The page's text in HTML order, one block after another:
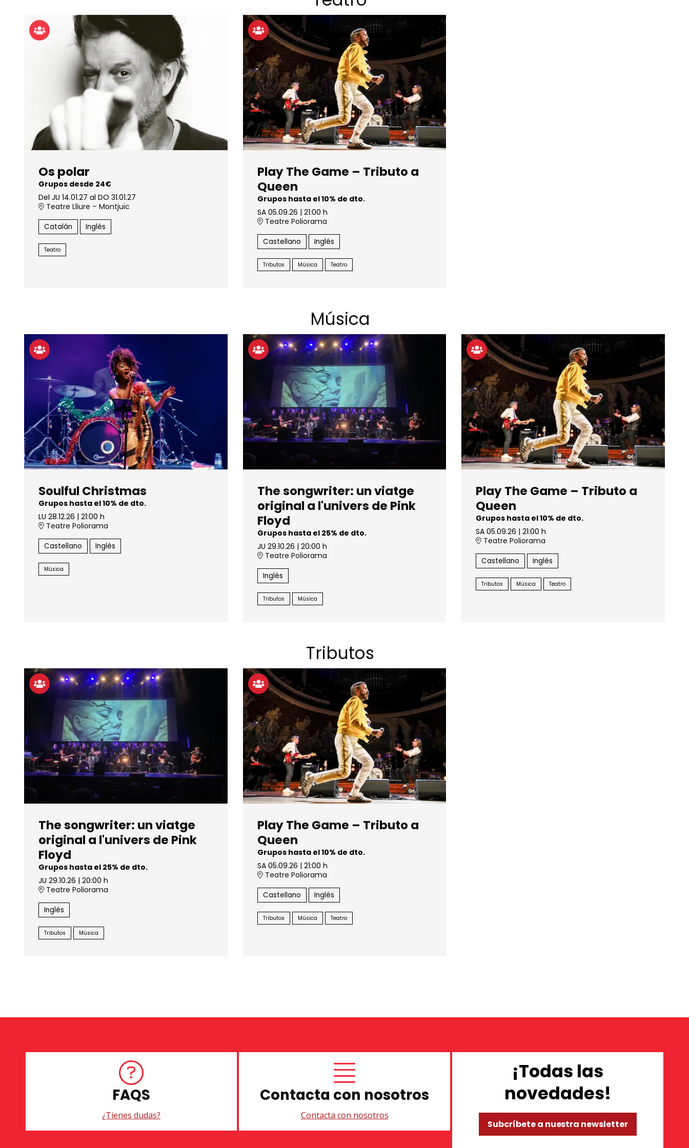
Os polar
Grupos desde 24€
Del JU 14.01.27 al DO 31.01.27
Teatre Lliure – Montjuïc
Catalán Inglés
Teatro
Play The Game – Tributo a
Queen
Grupos hasta el 10% de dto.
SA 05.09.26 | 21:00 h
Teatre Poliorama
Castellano Inglés
Tributos Música Teatro
Música
Soulful Christmas
Grupos hasta el 10% de dto.
LU 28.12.26 | 21:00 h
Teatre Poliorama
Castellano Inglés
Música
The songwriter: un viatge
original a l'univers de Pink
Floyd
Grupos hasta el 25% de dto.
JU 29.10.26 | 20:00 h
Teatre Poliorama
Inglés
Tributos Música
Play The Game – Tributo a
Queen
Grupos hasta el 10% de dto.
SA 05.09.26 |21:00 h
Teatre Poliorama
Castellano Inglés
Tributos Música Teatro
Tributos
The songwriter: un viatge
original a l'univers de Pink
Floyd
Grupos hasta el 25% de dto.
JU 29.10.26 | 20:00 h
Teatre Poliorama
Inglés
Tributos Música
Play The Game – Tributo a
Queen
Grupos hasta el 10% de dto.
SA 05.09.26 | 21:00 h
Teatre Poliorama
Castellano Inglés
Tributos Música Teatro
FAQS
¿Tienes dudas?
Contacta con nosotros
Contacta con nosotros
¡Todas las
novedades!
Subcríbete a nuestra newsletter